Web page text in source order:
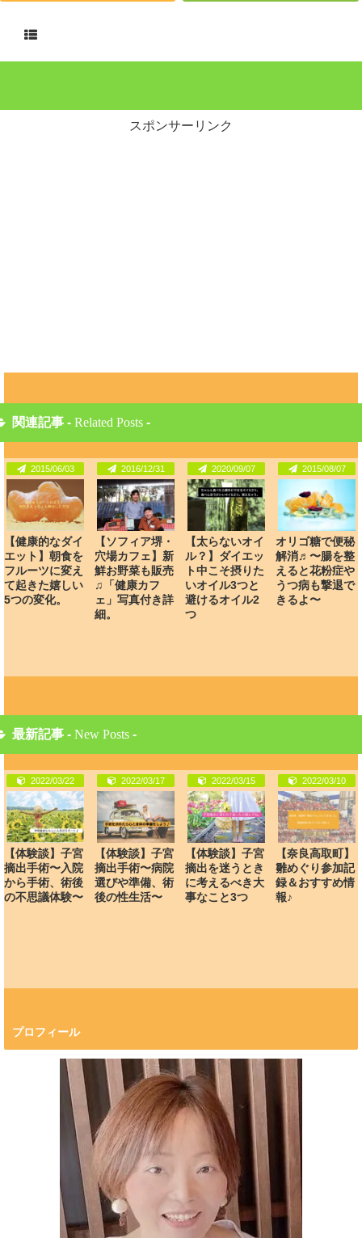
スポンサーリンク
関連記事 - Related Posts -
2015/06/03
【健康的なダイ
エット】朝食を
フルーツに変え
て起きた嬉しい
5つの変化。
2016/12/31
【ソフィア堺・
穴場カフェ】新
鮮お野菜も販売
♫「健康カフ
ェ」写真付き詳
細。
2020/09/07
【太らないオイ
ル？】ダイエッ
ト中こそ摂りた
いオイル3つと
避けるオイル2
つ
2015/08/07
オリゴ糖で便秘
解消♬〜腸を整
えると花粉症や
うつ病も撃退で
きるよ〜
最新記事 - New Posts -
2022/03/22
【体験談】子宮
摘出手術〜入院
から手術、術後
の不思議体験〜
2022/03/17
【体験談】子宮
摘出手術〜病院
選びや準備、術
後の性生活〜
2022/03/15
【体験談】子宮
摘出を迷うとき
に考えるべき大
事なこと3つ
2022/03/10
【奈良高取町】
雛めぐり参加記
録＆おすすめ情
報♪
プロフィール